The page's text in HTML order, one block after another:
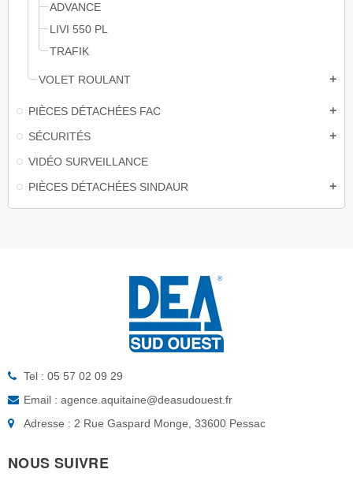
ADVANCE
LIVI 550 PL
TRAFIK
VOLET ROULANT add
PIÈCES DÉTACHÉES FAC add
SÉCURITÉS add
VIDÉO SURVEILLANCE
PIÈCES DÉTACHÉES SINDAUR
add
Tel : 05 57 02 09 29
Email : agence.aquitaine@deasudouest.fr
Adresse : 2 Rue Gaspard Monge, 33600 Pessac
NOUS SUIVRE